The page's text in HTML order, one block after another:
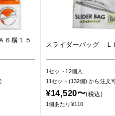
６横１５
スライダーバッグ
1セット12個入
11セット(132個)から注文
¥14,520〜(税込)
1個あたり¥110